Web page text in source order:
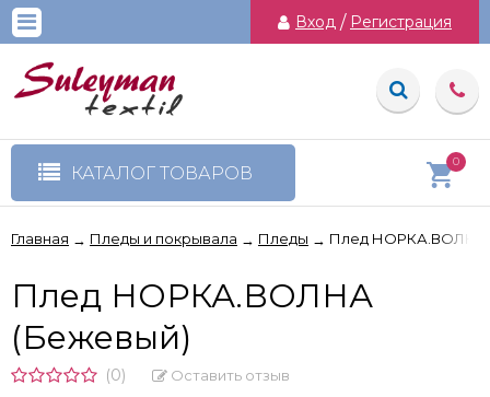
Вход / Регистрация
КАТАЛОГ ТОВАРОВ
0
Главная → Пледы и покрывала → Пледы → Плед НОРКА.ВОЛНА
Плед НОРКА.ВОЛНА
(Бежевый)
(0) Оставить отзыв